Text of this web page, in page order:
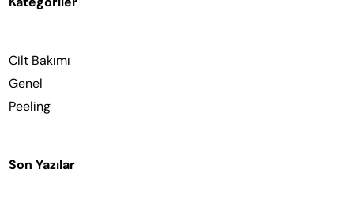
Cilt Bakımı
Genel
Peeling
Son Yazılar